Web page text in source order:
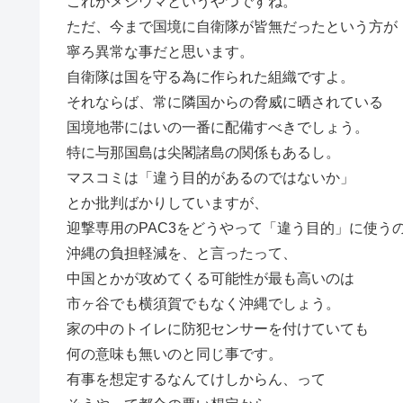
ただ、今まで国境に自衛隊が皆無だったという方が
寧ろ異常な事だと思います。
自衛隊は国を守る為に作られた組織ですよ。
それならば、常に隣国からの脅威に晒されている
国境地帯にはいの一番に配備すべきでしょう。
特に与那国島は尖閣諸島の関係もあるし。
マスコミは「違う目的があるのではないか」
とか批判ばかりしていますが、
迎撃専用のPAC3をどうやって「違う目的」に使う
沖縄の負担軽減を、と言ったって、
中国とかが攻めてくる可能性が最も高いのは
市ヶ谷でも横須賀でもなく沖縄でしょう。
家の中のトイレに防犯センサーを付けていても
何の意味も無いのと同じ事です。
有事を想定するなんてけしからん、って